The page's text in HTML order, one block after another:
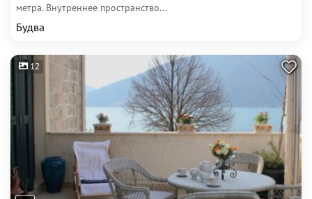
метра. Внутреннее пространство...
Будва
12